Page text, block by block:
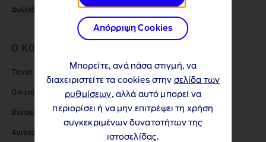
Απόρριψη Cookies
Μπορείτε, ανά πάσα στιγμή, να
διαχειριστείτε τα cookies στην σελίδα των
ρυθμίσεων, αλλά αυτό μπορεί να
περιορίσει ή να μην επιτρέψει τη χρήση
συγκεκριμένων δυνατοτήτων της
ιστοσελίδας.
Φυλλάδια & Τιμοκατάλογοι
Ο ΚΟΣΜΟΣ ΤΗΣ FORD
Τα νέα της Ford
Οικονομικά στοιχεία
Βιωσιμότητα
Αυτόνομη οδήγηση